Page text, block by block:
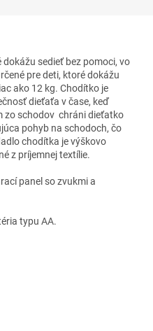
sedieť bez pomoci, vo
pre deti, ktoré dokážu
ako 12 kg. Chodítko je
dieťaťa v čase, keď
zo schodov chráni dieťatko
pohyb na schodoch, čo
chodítka je výškovo
z príjemnej textílie.
panel so zvukmi a
typu AA.